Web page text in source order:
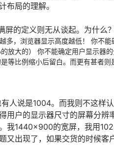
布局的理解。
的定义则无从谈起。为什么？
多，浏览器显示高度越低！ 你不
放大的） 你不能确定用户显示器的
等比例缩小后留白。而更有甚者
人说是1004。而我则不这样认
用户的显示器尺寸的屏幕分辨
我1440×900的宽屏，我用
又出现了，如果交货的时候客